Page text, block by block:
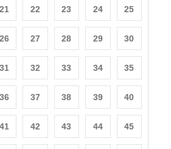
21 22 23 24 25
26 27 28 29 30
31 32 33 34 35
36 37 38 39 40
41 42 43 44 45